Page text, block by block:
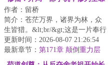
作者：留桥
简介：苍茫万界，诸界为林，众
生皆猎。&lt;br/&gt;这是一片奉行
黑暗森林法则的残酷修真天地资
源枯竭，猜...
更新时间：2026-08-07 21:26:54
最新章节： 第171章 颠倒重力层